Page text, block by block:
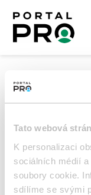
Tato webová
K personalizaci
sociálních médií
soubory cookie.
sdílíme se svými
Vytvořit
Popis*